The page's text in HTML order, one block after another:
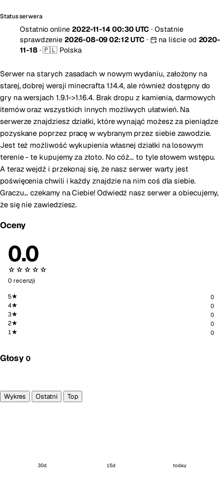
Status serwera
Ostatnio online 2022-11-14 00:30 UTC · Ostatnie
sprawdzenie 2026-08-09 02:12 UTC · na liście od 2020-
11-18 · 🇵🇱 Polska
Serwer na starych zasadach w nowym wydaniu, założony na
starej, dobrej wersji minecrafta 1.14.4, ale również dostępny do
gry na wersjach 1.9.1->1.16.4. Brak dropu z kamienia, darmowych
itemów oraz wszystkich innych możliwych ułatwień. Na
serwerze znajdziesz działki, które wynająć możesz za pieniądze
pozyskane poprzez pracę w wybranym przez siebie zawodzie.
Jest też możliwość wykupienia własnej działki na losowym
terenie - te kupujemy za złoto. No cóż... to tyle słowem wstępu.
A teraz wejdź i przekonaj się, że nasz serwer warty jest
poświęcenia chwili i każdy znajdzie na nim coś dla siebie.
Graczu... czekamy na Ciebie! Odwiedź nasz serwer a obiecujemy,
że się nie zawiedziesz.
Oceny
0.0
☆☆☆☆☆
0 recenzji
5★
0
4★ 0
3★ 0
2★ 0
1★ 0
Głosy 0
Wykres
Ostatni Top
30d 15d today